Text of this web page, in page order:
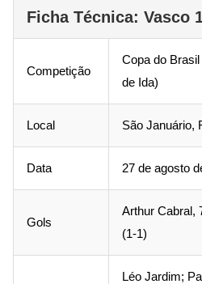
Ficha Técnica: Vasco
Competição
Copa do
de Ida)
Local São Januário,
Data 27 de agosto
Gols
Arthur Cabral,
(1-1)
Léo Jardim;